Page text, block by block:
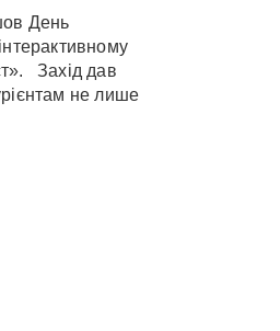
День
Захід дав
не лише